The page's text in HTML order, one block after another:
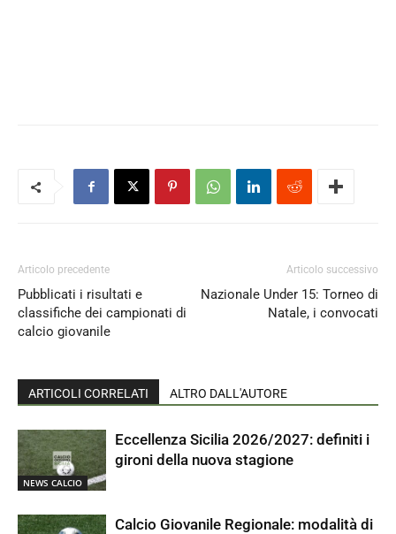
Articolo precedente
Pubblicati i risultati e
classifiche dei campionati di
calcio giovanile
Articolo successivo
Nazionale Under 15: Torneo di
Natale, i convocati
ARTICOLI CORRELATI ALTRO DALL'AUTORE
NEWS CALCIO
Eccellenza Sicilia 2026/2027: definiti i
gironi della nuova stagione
Calcio Giovanile Regionale: modalità di